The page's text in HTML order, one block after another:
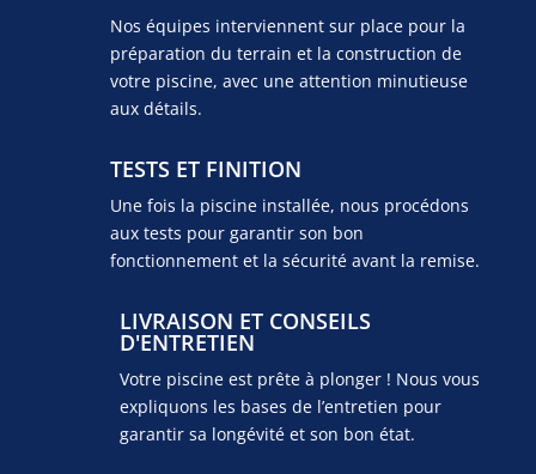
Nos équipes interviennent sur place pour la
préparation du terrain et la construction de
votre piscine, avec une attention minutieuse
aux détails.
TESTS ET FINITION
Une fois la piscine installée, nous procédons
aux tests pour garantir son bon
fonctionnement et la sécurité avant la remise.
LIVRAISON ET CONSEILS
D'ENTRETIEN
Votre piscine est prête à plonger ! Nous vous
expliquons les bases de l’entretien pour
garantir sa longévité et son bon état.